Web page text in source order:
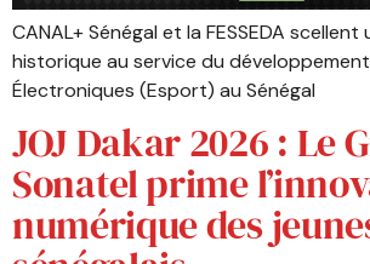
CANAL+ Sénégal et la FESSEDA
historique au service du
Électroniques (Esport) au Sénégal
JOJ Dakar 2026 : Le
Sonatel prime
numérique des